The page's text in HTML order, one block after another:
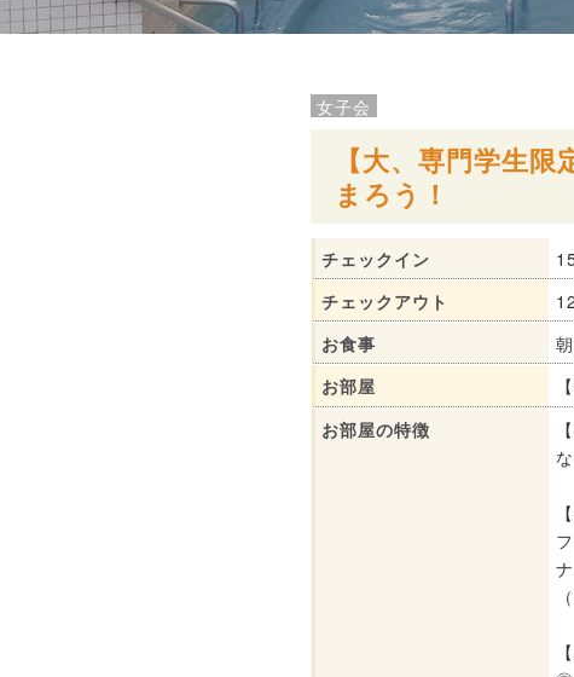
女子会
【大、専門学生
まろう！
チェックイン
チェックアウト
お食事
お部屋
お部屋の特徴